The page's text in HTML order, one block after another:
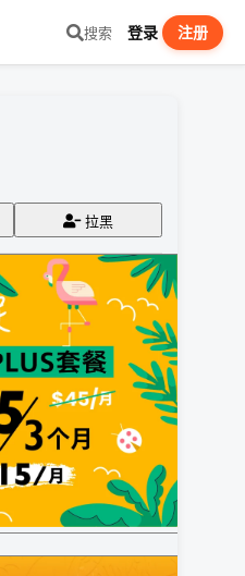
搜索 登录 注册
拉黑